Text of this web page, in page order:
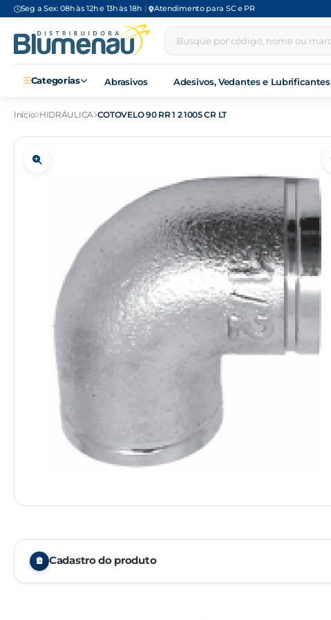
Seg a Sex: 08h às 12h e 13h às 18h | Atendimento para SC e PR
Categorias Abrasivos Adesivos, Vedantes e Lubrificantes
Início HIDRÁULICA COTOVELO 90 RR 1 2 1005 CR LT
Cadastro do produto